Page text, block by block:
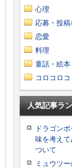
心理
応募・投
恋愛
料理
童話・絵本
コロコロコ
人気記事ラ
ドラゴン
味を考え
ついて
ミュウツ